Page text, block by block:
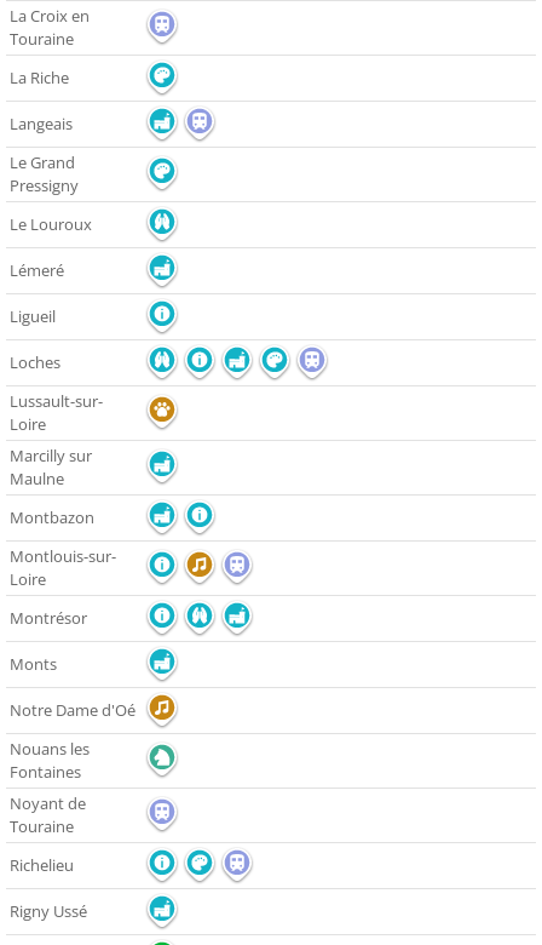
La Croix en
Touraine
La Riche
Langeais
Le Grand
Pressigny
Le Louroux
Lémeré
Ligueil
Loches
Lussault-sur-
Loire
Marcilly sur
Maulne
Montbazon
Montlouis-sur-
Loire
Montrésor
Monts
Notre Dame d'Oé
Nouans les
Fontaines
Noyant de
Touraine
Richelieu
Rigny Ussé